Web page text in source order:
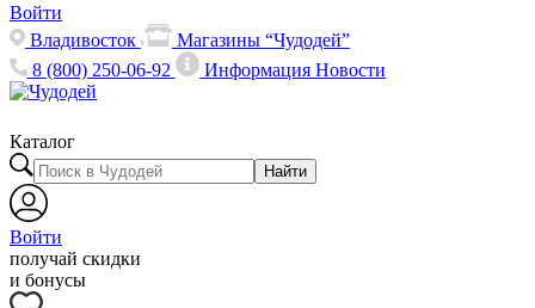
Войти
Владивосток
Магазины “Чудодей”
8 (800) 250-06-92
ИнформацияНовости
Каталог
Найти
Войти
получай скидки
и бонусы